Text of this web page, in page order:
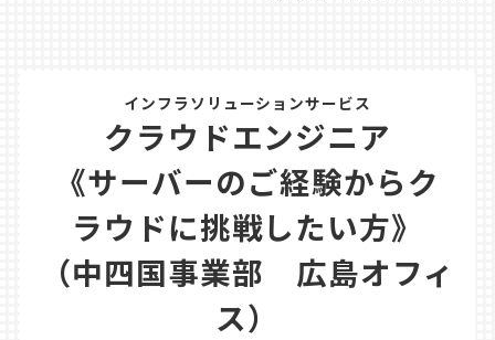
インフラソリューションサービス
クラウドエンジニア
《サーバーのご経験からク
ラウドに挑戦したい方》
（中四国事業部 広島オフィ
ス）